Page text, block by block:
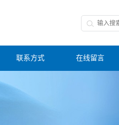
联系方式 在线留言